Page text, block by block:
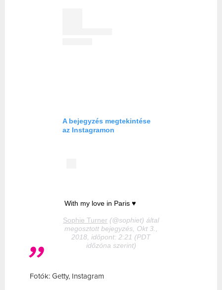
A bejegyzés megtekintése
az Instagramon
With my love in Paris ♥️
Sophie Turner (@sophiet) által
megosztott bejegyzés, Okt 3.,
2018, időpont: 2:21 (PDT
időzóna szerint)
Fotók: Getty, Instagram